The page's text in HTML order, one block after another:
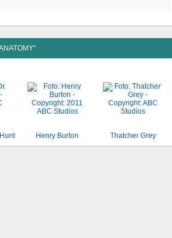
Henry Burton Thatcher Grey